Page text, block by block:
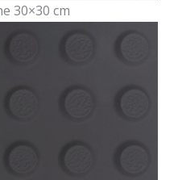
30×30 cm